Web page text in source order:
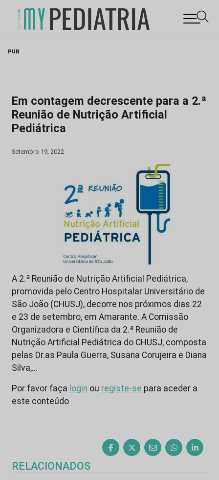
PUB
Em contagem decrescente para a 2.ª
Reunião de Nutrição Artificial
Pediátrica
Setembro 19, 2022
A 2.ª Reunião de Nutrição Artificial Pediátrica,
promovida pelo Centro Hospitalar Universitário de
São João (CHUSJ), decorre nos próximos dias 22
e 23 de setembro, em Amarante. A Comissão
Organizadora e Científica da 2.ª Reunião de
Nutrição Artificial Pediátrica do CHUSJ, composta
pelas Dr.as Paula Guerra, Susana Corujeira e Diana
Silva,…
Por favor faça login ou registe-se para aceder a
este conteúdo
RELACIONADOS